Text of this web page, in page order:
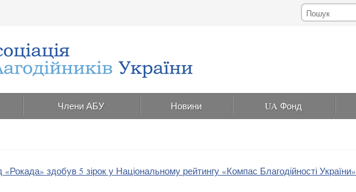
Члени АБУ Новини UA Фонд
здобув 5 зірок у Національному рейтингу «Компас Благодійності України»